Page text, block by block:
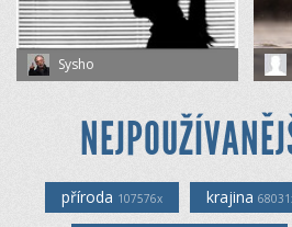
Sysho
příroda 107576x krajina